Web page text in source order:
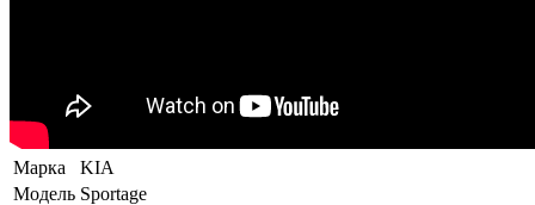
Марка
KIA
Модель Sportage